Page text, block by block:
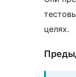
целях.